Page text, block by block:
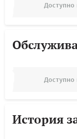
Доступно
Доступно
История